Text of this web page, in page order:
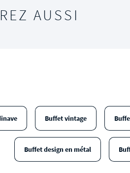
AUSSI
Buffet vintage
Buffet design en métal